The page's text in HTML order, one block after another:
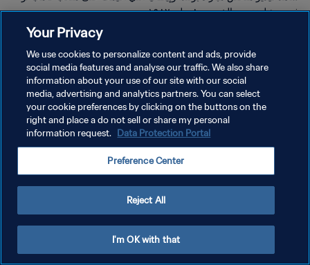
في برشلونة يوم الخميس ٨ يوليو ١٩٨٢.
سياسة الخصوصية
إدارة تفضيلات ملفات تعريف الارتباط
Your Privacy
We use cookies to personalize content and ads, provide
social media features and analyse our traffic. We also share
information about your use of our site with our social
media, advertising and analytics partners. You can select
your cookie preferences by clicking on the buttons on the
right and place a do not sell or share my personal
information request. Data Protection Portal
Preference Center
Reject All
I'm OK with that